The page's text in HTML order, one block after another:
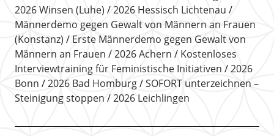
2026 Winsen (Luhe)
2026 Hessisch Lichtenau
Männerdemo gegen Gewalt von Männern an Frauen
(Konstanz)
Erste Männerdemo gegen Gewalt von
Männern an Frauen
2026 Achern
Kostenloses
Interviewtraining für Feministische Initiativen
2026
Bonn
2026 Bad Homburg
SOFORT unterzeichnen –
Steinigung stoppen
2026 Leichlingen